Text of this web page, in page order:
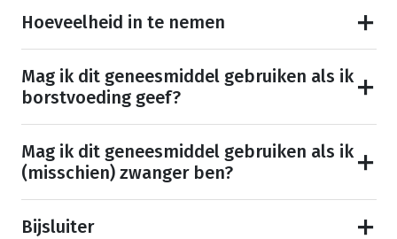
Hoeveelheid in te nemen
Mag ik dit geneesmiddel gebruiken als ik
borstvoeding geef?
Mag ik dit geneesmiddel gebruiken als ik
(misschien) zwanger ben?
Bijsluiter